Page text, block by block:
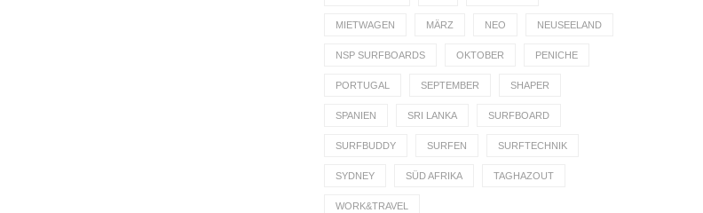
MIETWAGEN MÄRZ NEO NEUSEELAND
NSP SURFBOARDS OKTOBER PENICHE
PORTUGAL SEPTEMBER SHAPER
SPANIEN SRI LANKA SURFBOARD
SURFBUDDY SURFEN SURFTECHNIK
SYDNEY SÜD AFRIKA TAGHAZOUT
WORK&TRAVEL